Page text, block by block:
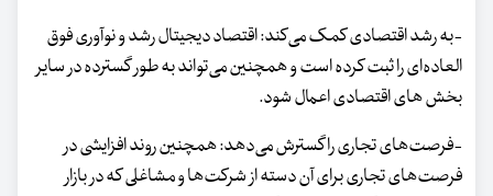
-به رشد اقتصادی کمک می‌کند: اقتصاد دیجیتال رشد و نوآوری فوق
العاده‌ای را ثبت کرده است و همچنین می‌تواند به طور گسترده در سایر
بخش های اقتصادی اعمال شود.
-فرصت‌های تجاری را گسترش می‌دهد: همچنین روند افزایشی در
فرصت‌های تجاری برای آن دسته از شرکت‌ها و مشاغلی که در بازار